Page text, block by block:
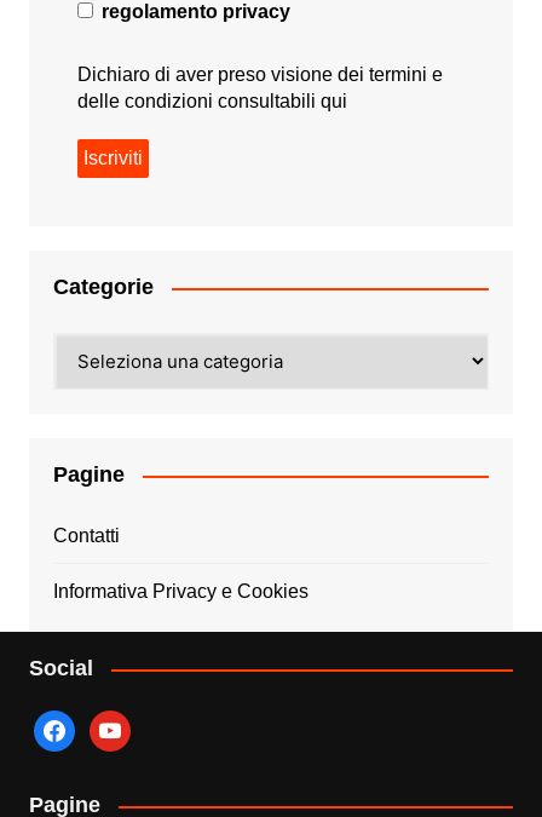
regolamento privacy
Dichiaro di aver preso visione dei termini e
delle condizioni consultabili qui
Categorie
Pagine
Contatti
Informativa Privacy e Cookies
Social
facebookyoutube
Pagine